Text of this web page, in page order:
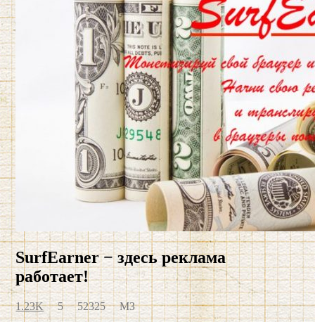
SurfEarner − здесь реклама
работает!
1.23K 552325МЗ